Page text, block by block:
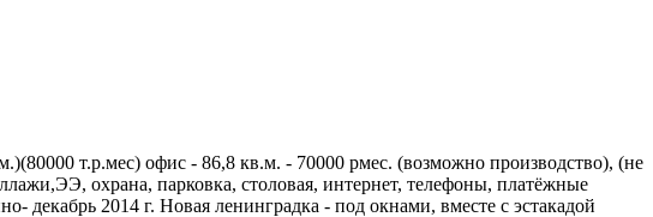
т.р.мес) офис - 86,8 кв.м. - 70000 рмес. (возможно производство), (не
охрана, парковка, столовая, интернет, телефоны, платёжные
декабрь 2014 г. Новая ленинградка - под окнами, вместе с эстакадой